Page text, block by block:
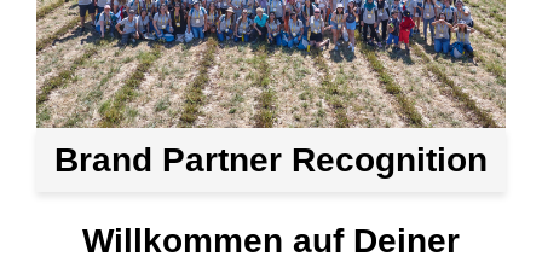
Brand Partner Recognition
Willkommen auf Deiner